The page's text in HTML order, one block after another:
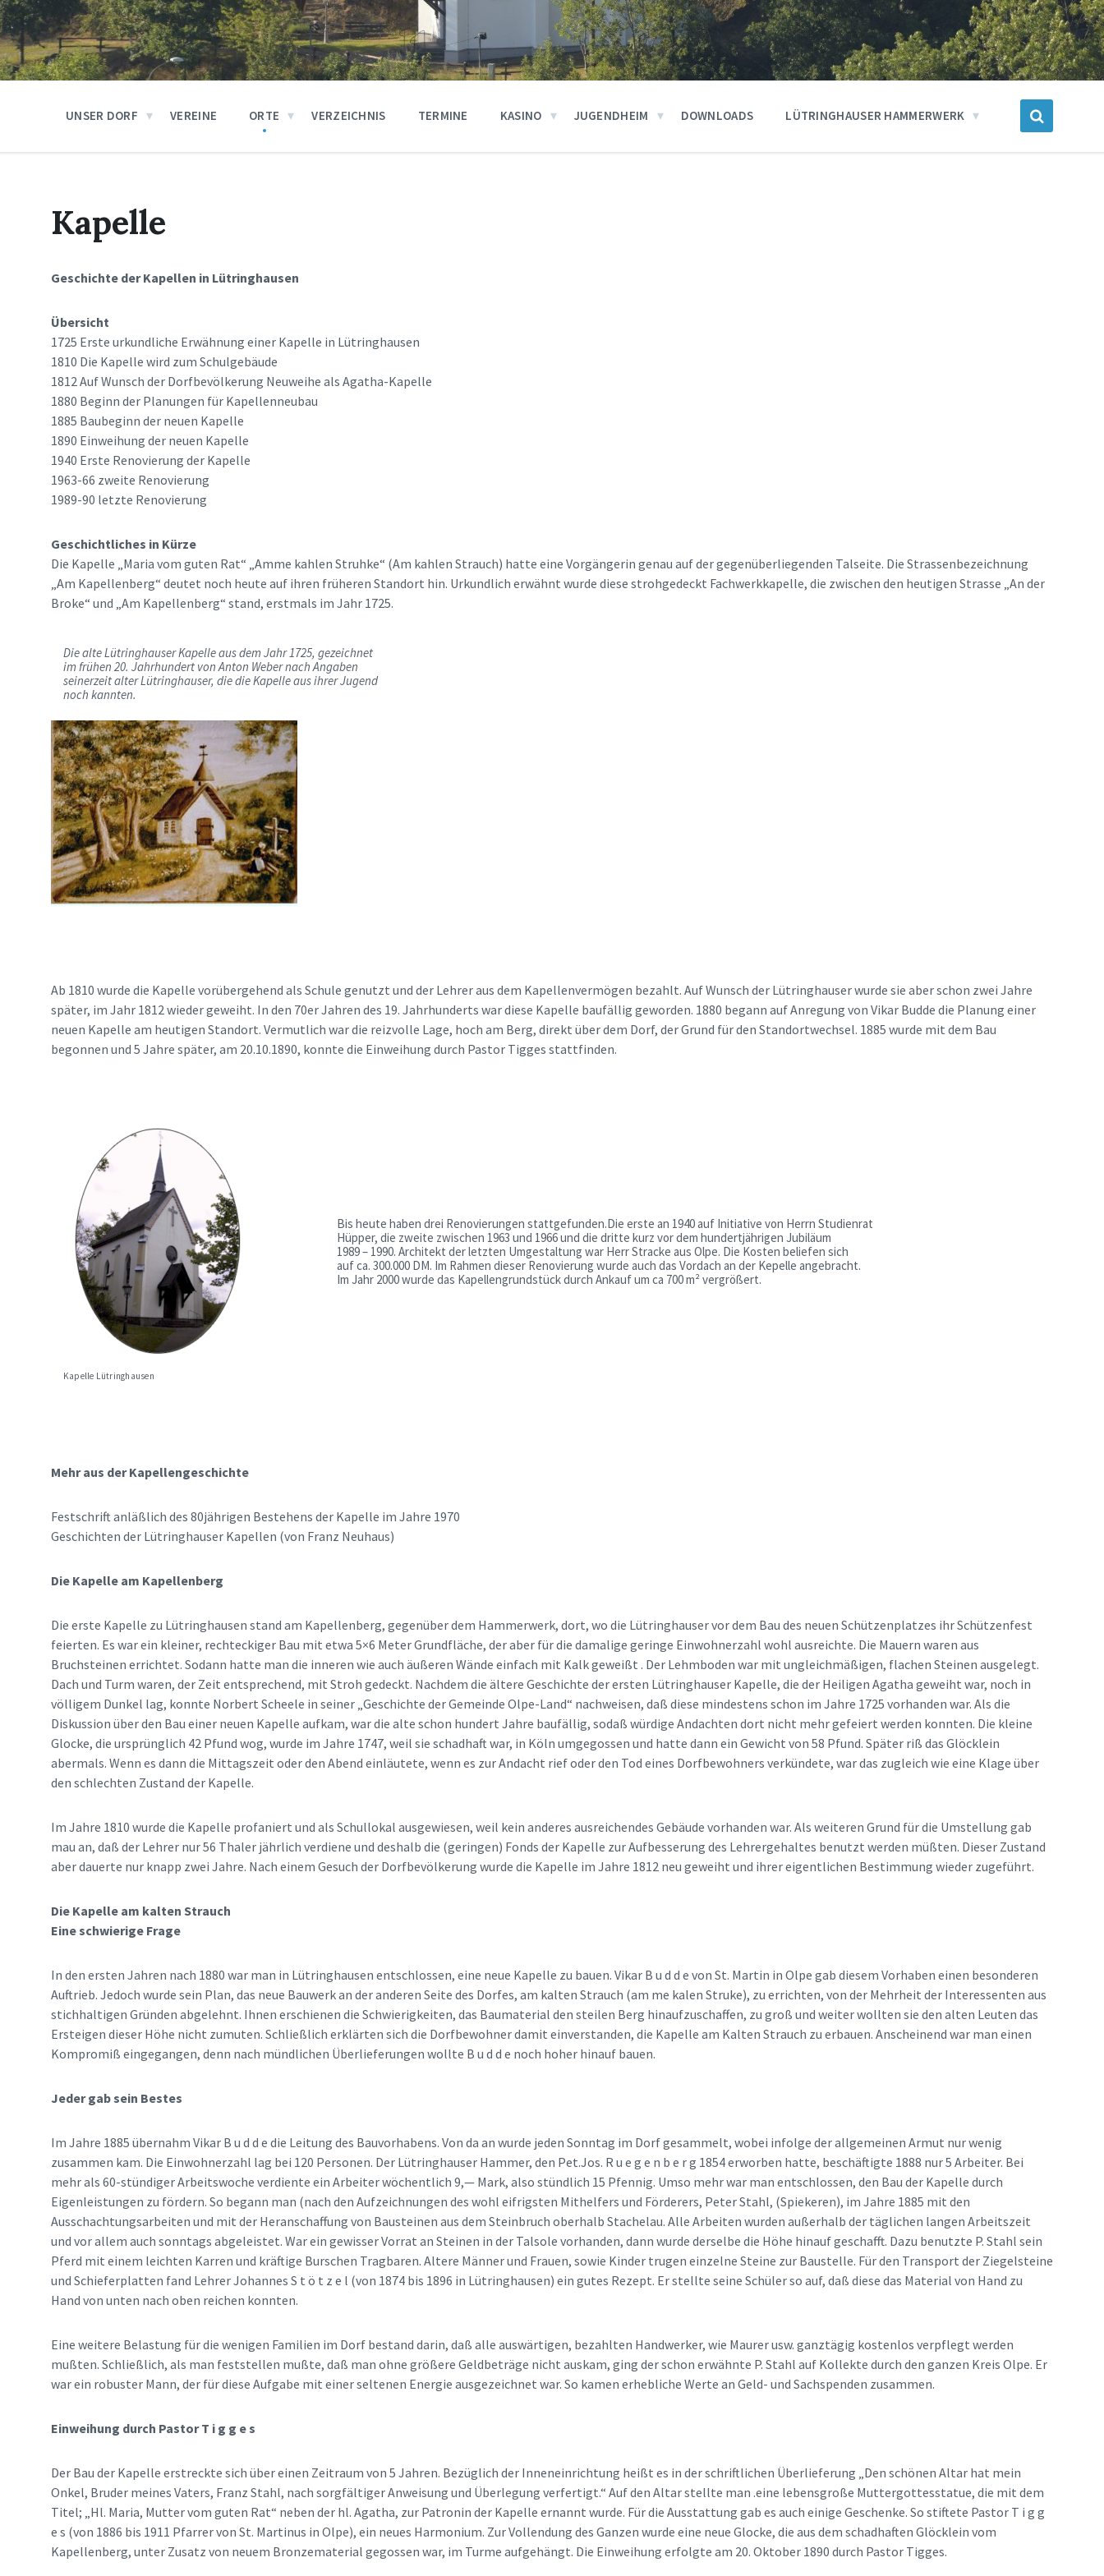
UNSER DORF VEREINE ORTE VERZEICHNIS TERMINE KASINO JUGENDHEIM DOWNLOADS LÜTRINGHAUSER HAMMERWERK
Kapelle
Geschichte der Kapellen in Lütringhausen
Übersicht
1725 Erste urkundliche Erwähnung einer Kapelle in Lütringhausen
1810 Die Kapelle wird zum Schulgebäude
1812 Auf Wunsch der Dorfbevölkerung Neuweihe als Agatha-Kapelle
1880 Beginn der Planungen für Kapellenneubau
1885 Baubeginn der neuen Kapelle
1890 Einweihung der neuen Kapelle
1940 Erste Renovierung der Kapelle
1963-66 zweite Renovierung
1989-90 letzte Renovierung
Geschichtliches in Kürze
Die Kapelle „Maria vom guten Rat“ „Amme kahlen Struhke“ (Am kahlen Strauch) hatte eine Vorgängerin genau auf der gegenüberliegenden Talseite. Die Strassenbezeichnung
„Am Kapellenberg“ deutet noch heute auf ihren früheren Standort hin. Urkundlich erwähnt wurde diese strohgedeckt Fachwerkkapelle, die zwischen den heutigen Strasse „An der
Broke“ und „Am Kapellenberg“ stand, erstmals im Jahr 1725.
Die alte Lütringhauser Kapelle aus dem Jahr 1725, gezeichnet
im frühen 20. Jahrhundert von Anton Weber nach Angaben
seinerzeit alter Lütringhauser, die die Kapelle aus ihrer Jugend
noch kannten.
Ab 1810 wurde die Kapelle vorübergehend als Schule genutzt und der Lehrer aus dem Kapellenvermögen bezahlt. Auf Wunsch der Lütringhauser wurde sie aber schon zwei Jahre
später, im Jahr 1812 wieder geweiht. In den 70er Jahren des 19. Jahrhunderts war diese Kapelle baufällig geworden. 1880 begann auf Anregung von Vikar Budde die Planung einer
neuen Kapelle am heutigen Standort. Vermutlich war die reizvolle Lage, hoch am Berg, direkt über dem Dorf, der Grund für den Standortwechsel. 1885 wurde mit dem Bau
begonnen und 5 Jahre später, am 20.10.1890, konnte die Einweihung durch Pastor Tigges stattfinden.
Kapelle Lütringhausen
Bis heute haben drei Renovierungen stattgefunden.Die erste an 1940 auf Initiative von Herrn Studienrat
Hüpper, die zweite zwischen 1963 und 1966 und die dritte kurz vor dem hundertjährigen Jubiläum
1989 – 1990. Architekt der letzten Umgestaltung war Herr Stracke aus Olpe. Die Kosten beliefen sich
auf ca. 300.000 DM. Im Rahmen dieser Renovierung wurde auch das Vordach an der Kepelle angebracht.
Im Jahr 2000 wurde das Kapellengrundstück durch Ankauf um ca 700 m² vergrößert.
Mehr aus der Kapellengeschichte
Festschrift anläßlich des 80jährigen Bestehens der Kapelle im Jahre 1970
Geschichten der Lütringhauser Kapellen (von Franz Neuhaus)
Die Kapelle am Kapellenberg
Die erste Kapelle zu Lütringhausen stand am Kapellenberg, gegenüber dem Hammerwerk, dort, wo die Lütringhauser vor dem Bau des neuen Schützenplatzes ihr Schützenfest
feierten. Es war ein kleiner, rechteckiger Bau mit etwa 5×6 Meter Grundfläche, der aber für die damalige geringe Einwohnerzahl wohl ausreichte. Die Mauern waren aus
Bruchsteinen errichtet. Sodann hatte man die inneren wie auch äußeren Wände einfach mit Kalk geweißt . Der Lehmboden war mit ungleichmäßigen, flachen Steinen ausgelegt.
Dach und Turm waren, der Zeit entsprechend, mit Stroh gedeckt. Nachdem die ältere Geschichte der ersten Lütringhauser Kapelle, die der Heiligen Agatha geweiht war, noch in
völligem Dunkel lag, konnte Norbert Scheele in seiner „Geschichte der Gemeinde Olpe-Land“ nachweisen, daß diese mindestens schon im Jahre 1725 vorhanden war. Als die
Diskussion über den Bau einer neuen Kapelle aufkam, war die alte schon hundert Jahre baufällig, sodaß würdige Andachten dort nicht mehr gefeiert werden konnten. Die kleine
Glocke, die ursprünglich 42 Pfund wog, wurde im Jahre 1747, weil sie schadhaft war, in Köln umgegossen und hatte dann ein Gewicht von 58 Pfund. Später riß das Glöcklein
abermals. Wenn es dann die Mittagszeit oder den Abend einläutete, wenn es zur Andacht rief oder den Tod eines Dorfbewohners verkündete, war das zugleich wie eine Klage über
den schlechten Zustand der Kapelle.
Im Jahre 1810 wurde die Kapelle profaniert und als Schullokal ausgewiesen, weil kein anderes ausreichen­des Gebäude vorhanden war. Als weiteren Grund für die Umstellung gab
mau an, daß der Lehrer nur 56 Thaler jährlich verdiene und deshalb die (geringen) Fonds der Kapelle zur Aufbesserung des Lehrergehaltes benutzt werden müßten. Dieser Zustand
aber dauerte nur knapp zwei Jahre. Nach einem Gesuch der Dorfbevölkerung wurde die Kapelle im Jahre 1812 neu geweiht und ihrer eigentlichen Bestimmung wieder zugeführt.
Die Kapelle am kalten Strauch
Eine schwierige Frage
In den ersten Jahren nach 1880 war man in Lütringhausen entschlossen, eine neue Kapelle zu bauen. Vikar B u d d e von St. Martin in Olpe gab diesem Vorhaben einen besonderen
Auftrieb. Jedoch wurde sein Plan, das neue Bauwerk an der anderen Seite des Dorfes, am kalten Strauch (am me kalen Struke), zu errichten, von der Mehrheit der Interessenten aus
stichhaltigen Gründen abgelehnt. Ihnen erschienen die Schwierigkeiten, das Baumaterial den steilen Berg hinaufzuschaffen, zu groß und weiter wollten sie den alten Leuten das
Ersteigen dieser Höhe nicht zumuten. Schließlich erklärten sich die Dorfbewohner damit einverstanden, die Kapelle am Kalten Strauch zu erbauen. Anscheinend war man einen
Kompromiß eingegangen, denn nach mündlichen Überlieferungen wollte B u d d e noch hoher hinauf bauen.
Jeder gab sein Bestes
Im Jahre 1885 übernahm Vikar B u d d e die Leitung des Bauvorhabens. Von da an wurde jeden Sonntag im Dorf gesammelt, wobei infolge der allgemeinen Armut nur wenig
zusammen kam. Die Einwohnerzahl lag bei 120 Personen. Der Lütringhauser Hammer, den Pet.Jos. R u e g e n b e r g 1854 erworben hatte, beschäftigte 1888 nur 5 Arbeiter. Bei
mehr als 60-stündiger Arbeitswoche verdiente ein Arbeiter wöchentlich 9,— Mark, also stündlich 15 Pfennig. Umso mehr war man entschlossen, den Bau der Kapelle durch
Eigenleistungen zu fördern. So begann man (nach den Aufzeichnungen des wohl eifrigsten Mithelfers und Förderers, Peter Stahl, (Spiekeren), im Jahre 1885 mit den
Ausschachtungsarbeiten und mit der Heranschaffung von Bausteinen aus dem Steinbruch oberhalb Stachelau. Alle Arbeiten wurden außerhalb der täglichen langen Arbeitszeit
und vor allem auch sonntags abgeleistet. War ein gewisser Vorrat an Steinen in der Talsole vorhanden, dann wurde derselbe die Höhe hinauf geschafft. Dazu benutzte P. Stahl sein
Pferd mit einem leichten Karren und kräftige Burschen Tragbaren. Altere Männer und Frauen, sowie Kinder trugen einzelne Steine zur Baustelle. Für den Transport der Ziegelsteine
und Schieferplatten fand Lehrer Johannes S t ö t z e l (von 1874 bis 1896 in Lütringhausen) ein gutes Rezept. Er stellte seine Schüler so auf, daß diese das Material von Hand zu
Hand von unten nach oben reichen konnten.
Eine weitere Belastung für die wenigen Familien im Dorf bestand darin, daß alle auswärtigen, bezahlten Handwerker, wie Maurer usw. ganztägig kostenlos verpflegt werden
mußten. Schließlich, als man feststellen mußte, daß man ohne größere Geldbeträge nicht auskam, ging der schon erwähnte P. Stahl auf Kollekte durch den ganzen Kreis Olpe. Er
war ein robuster Mann, der für diese Aufgabe mit einer seltenen Energie ausgezeichnet war. So kamen erhebliche Werte an Geld- und Sachspenden zusammen.
Einweihung durch Pastor T i g g e s
Der Bau der Kapelle erstreckte sich über einen Zeitraum von 5 Jahren. Bezüglich der Inneneinrichtung heißt es in der schriftlichen Überlieferung „Den schönen Altar hat mein
Onkel, Bruder meines Vaters, Franz Stahl, nach sorgfältiger Anweisung und Überlegung verfertigt.“ Auf den Altar stellte man .eine lebensgroße Muttergottesstatue, die mit dem
Titel; „Hl. Maria, Mutter vom guten Rat“ neben der hl. Agatha, zur Patronin der Kapelle ernannt wurde. Für die Ausstattung gab es auch einige Geschenke. So stiftete Pastor T i g g
e s (von 1886 bis 1911 Pfarrer von St. Martinus in Olpe), ein neues Harmonium. Zur Vollendung des Ganzen wurde eine neue Glocke, die aus dem schadhaften Glöcklein vom
Kapellenberg, unter Zusatz von neuem Bronzematerial gegossen war, im Turme aufgehängt. Die Einweihung erfolgte am 20. Oktober 1890 durch Pastor Tigges.